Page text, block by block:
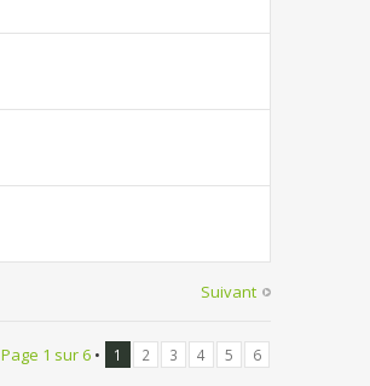
Suivant
Page 1 sur 6 • 1 2 3 4 5 6